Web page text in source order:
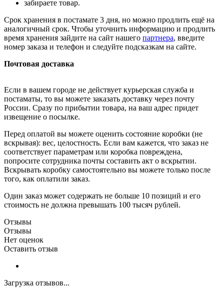
забираете товар.
Срок хранения в постамате 3 дня, но можно продлить ещё на
аналогичный срок. Чтобы уточнить информацию и продлить
время хранения зайдите на сайт нашего партнера, введите
номер заказа и телефон и следуйте подсказкам на сайте.
Почтовая доставка
Если в вашем городе не действует курьерская служба и
постаматы, то вы можете заказать доставку через почту
России. Сразу по прибытии товара, на ваш адрес придет
извещение о посылке.
Перед оплатой вы можете оценить состояние коробки (не
вскрывая): вес, целостность. Если вам кажется, что заказ не
соответствует параметрам или коробка повреждена,
попросите сотрудника почты составить акт о вскрытии.
Вскрывать коробку самостоятельно вы можете только после
того, как оплатили заказ.
Один заказ может содержать не больше 10 позиций и его
стоимость не должна превышать 100 тысяч рублей.
Отзывы
Отзывы
Нет оценок
Оставить отзыв
Загрузка отзывов...